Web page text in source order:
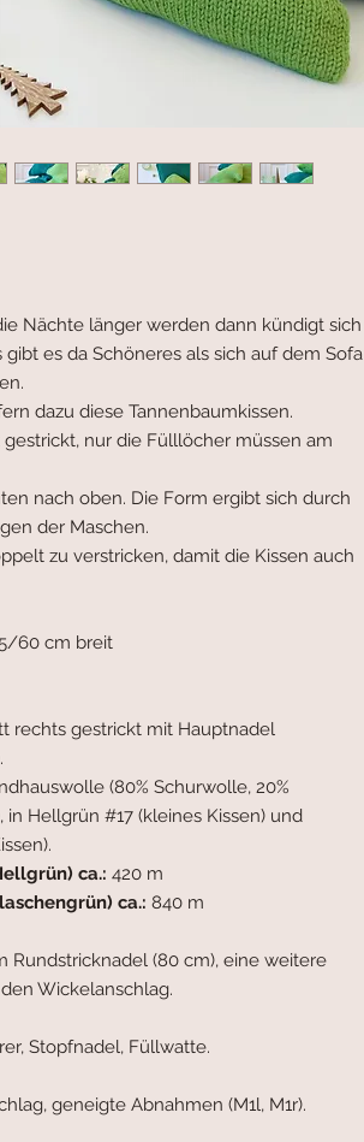
Nächte länger werden dann kündigt sich
es da Schöneres als sich auf dem Sofa
dazu diese Tannenbaumkissen.
nur die Fülllöcher müssen am
nach oben. Die Form ergibt sich durch
der Maschen.
zu verstricken, damit die Kissen auch
60 cm breit
rechts gestrickt mit Hauptnadel
(80% Schurwolle, 20%
in Hellgrün #17 (kleines Kissen) und
ca.: 420 m
ca.: 840 m
Rundstricknadel (80 cm), eine weitere
Wickelanschlag.
Stopfnadel, Füllwatte.
geneigte Abnahmen (M1l, M1r).